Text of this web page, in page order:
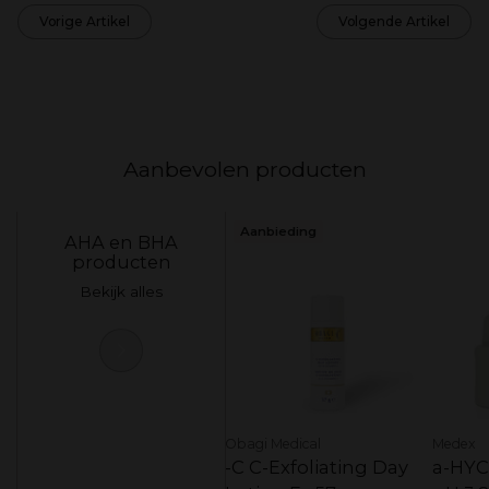
Vorige Artikel Volgende Artikel
Aanbevolen producten
AHA en BHA
producten
Bekijk alles
Aanbieding
-C C-Exfoliating Day
a-